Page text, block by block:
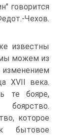
говорится
Чехов.
известны
можем из
XVII века.
те бояре,
которое
бытовое